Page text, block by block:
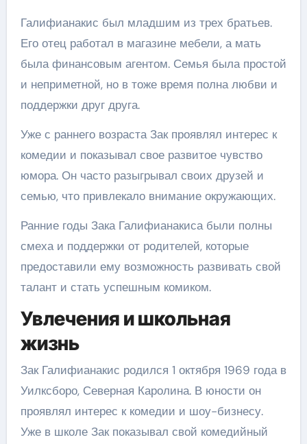
Галифианакис был младшим из трех братьев.
Его отец работал в магазине мебели, а мать
была финансовым агентом. Семья была простой
и неприметной, но в тоже время полна любви и
поддержки друг друга.
Уже с раннего возраста Зак проявлял интерес к
комедии и показывал свое развитое чувство
юмора. Он часто разыгрывал своих друзей и
семью, что привлекало внимание окружающих.
Ранние годы Зака Галифианакиса были полны
смеха и поддержки от родителей, которые
предоставили ему возможность развивать свой
талант и стать успешным комиком.
Увлечения и школьная
жизнь
Зак Галифианакис родился 1 октября 1969 года в
Уилксборо, Северная Каролина. В юности он
проявлял интерес к комедии и шоу-бизнесу.
Уже в школе Зак показывал свой комедийный